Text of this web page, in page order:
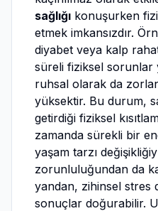
sağlığı konuşurken
etmek imkansızdır.
diyabet veya kalp
süreli fiziksel sorunlar
ruhsal olarak da
yüksektir. Bu durum,
getirdiği fiziksel
zamanda sürekli bir
yaşam tarzı
zorunluluğundan da
yandan, zihinsel stres
sonuçlar doğurabilir.